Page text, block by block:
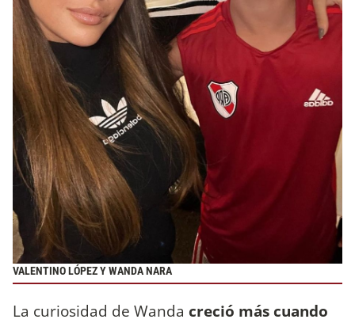
VALENTINO LÓPEZ Y WANDA NARA
La curiosidad de Wanda creció más cuando